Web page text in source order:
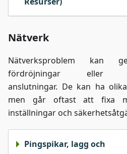
Nätverk
Nätverksproblem kan
fördröjningar eller
anslutningar. De kan ha
men går oftast att fixa
inställningar och
Pingspikar, lagg och